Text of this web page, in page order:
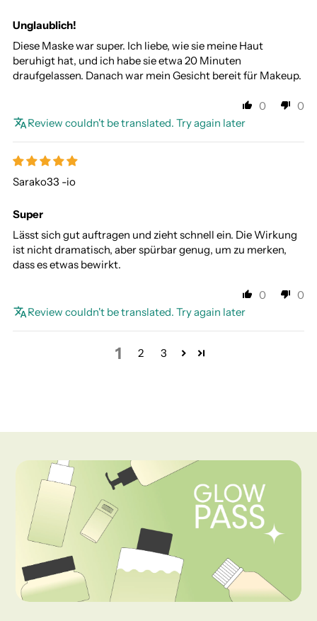
Unglaublich!
Diese Maske war super. Ich liebe, wie sie meine Haut
beruhigt hat, und ich habe sie etwa 20 Minuten
draufgelassen. Danach war mein Gesicht bereit für Makeup.
0
0
Review couldn't be translated. Try again later
Sarako33 -io
Super
Lässt sich gut auftragen und zieht schnell ein. Die Wirkung
ist nicht dramatisch, aber spürbar genug, um zu merken,
dass es etwas bewirkt.
0
0
Review couldn't be translated. Try again later
1 2 3